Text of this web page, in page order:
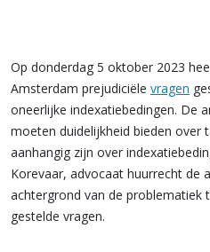
Op donderdag 5 oktober 2023
Amsterdam prejudiciële vragen
oneerlijke indexatiebedingen. De
moeten duidelijkheid bieden over
aanhangig zijn over
Korevaar, advocaat huurrecht de
achtergrond van de problematiek
gestelde vragen.